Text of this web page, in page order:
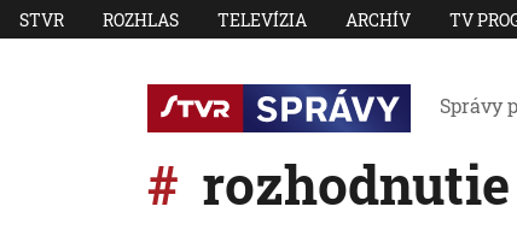
STVR ROZHLAS TELEVÍZIA ARCHÍV TV
Správy